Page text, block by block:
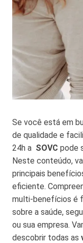
Se você está em
de qualidade e
24h a SOVC pode
Neste conteúdo,
principais
eficiente.
multi-benefícios é
sobre a saúde,
ou sua empresa.
descobrir todas as